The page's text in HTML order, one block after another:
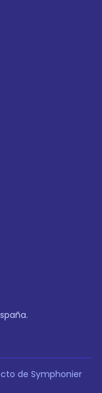
de Symphonier